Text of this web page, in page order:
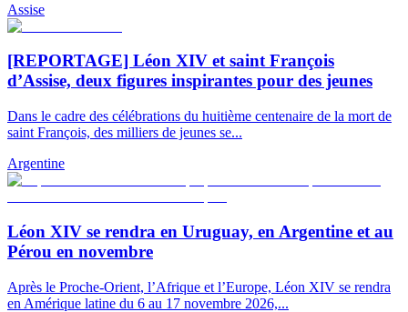
Assise
[REPORTAGE] Léon XIV et saint François
d’Assise, deux figures inspirantes pour des jeunes
Dans le cadre des célébrations du huitième centenaire de la mort de
saint François, des milliers de jeunes se...
Argentine
Léon XIV se rendra en Uruguay, en Argentine et au
Pérou en novembre
Après le Proche-Orient, l’Afrique et l’Europe, Léon XIV se rendra
en Amérique latine du 6 au 17 novembre 2026,...